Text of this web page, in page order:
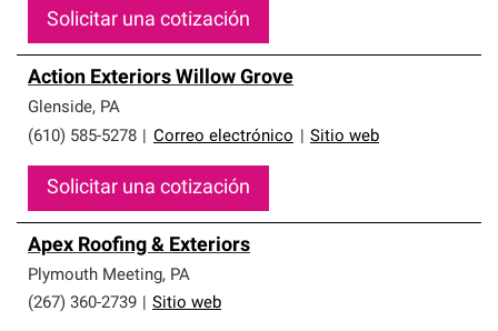
Solicitar una cotización
Action Exteriors Willow Grove
Glenside, PA
(610) 585-5278
Correo electrónico Sitio web
Solicitar una cotización
Apex Roofing & Exteriors
Plymouth Meeting, PA
(267) 360-2739
Sitio web